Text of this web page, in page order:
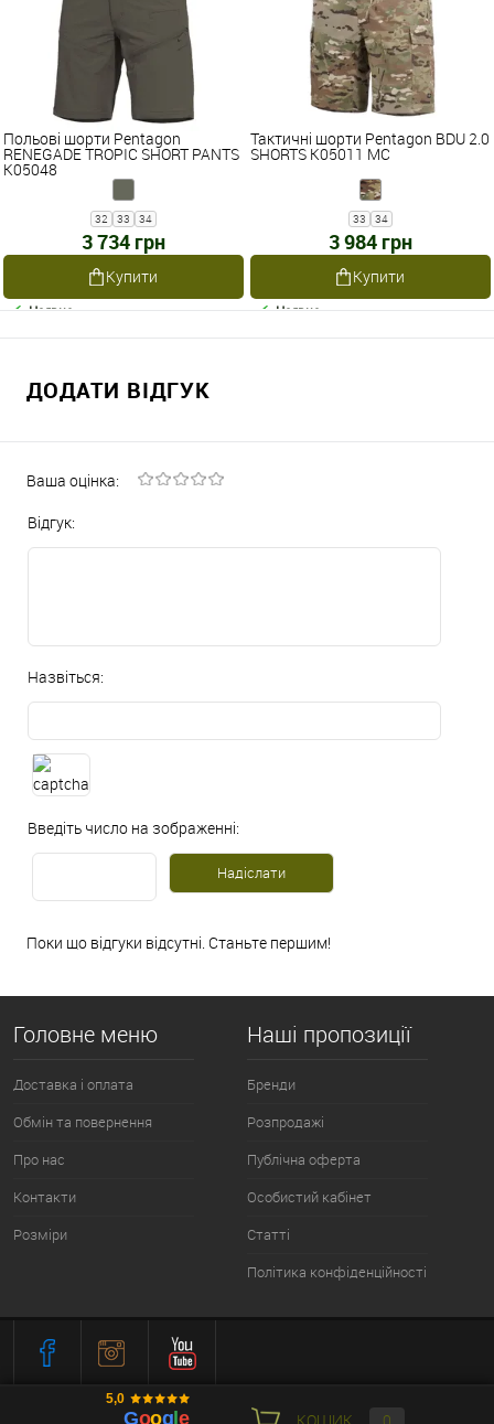
Польові шорти Pentagon
RENEGADE TROPIC SHORT PANTS
K05048
32 33 34
3 734 грн
Купити
Наявне
Тактичні шорти Pentagon BDU 2.0
SHORTS K05011 MC
33 34
3 984 грн
Купити
Наявне
ДОДАТИ ВІДГУК
Ваша оцінка:
Відгук:
Назвіться:
Введіть число на зображенні:
Поки що відгуки відсутні. Станьте першим!
Головне меню
Доставка і оплата
Обмін та повернення
Про нас
Контакти
Розміри
Наші пропозиції
Бренди
Розпродажі
Публічна оферта
Особистий кабінет
Статті
Політика конфіденційності